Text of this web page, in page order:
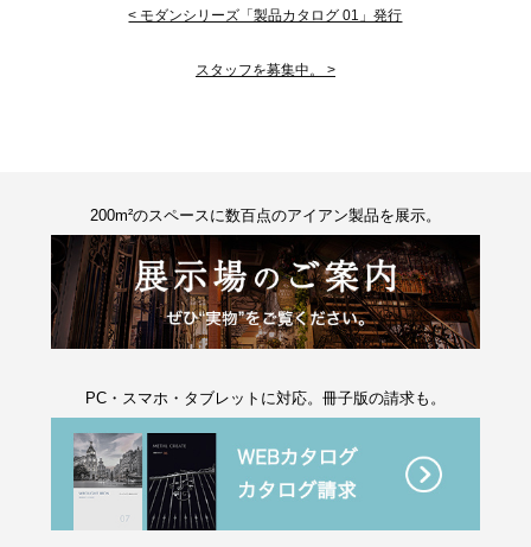
< モダンシリーズ「製品カタログ 01」発行
スタッフを募集中。 >
200m²のスペースに数百点のアイアン製品を展示。
PC・スマホ・タブレットに対応。冊子版の請求も。